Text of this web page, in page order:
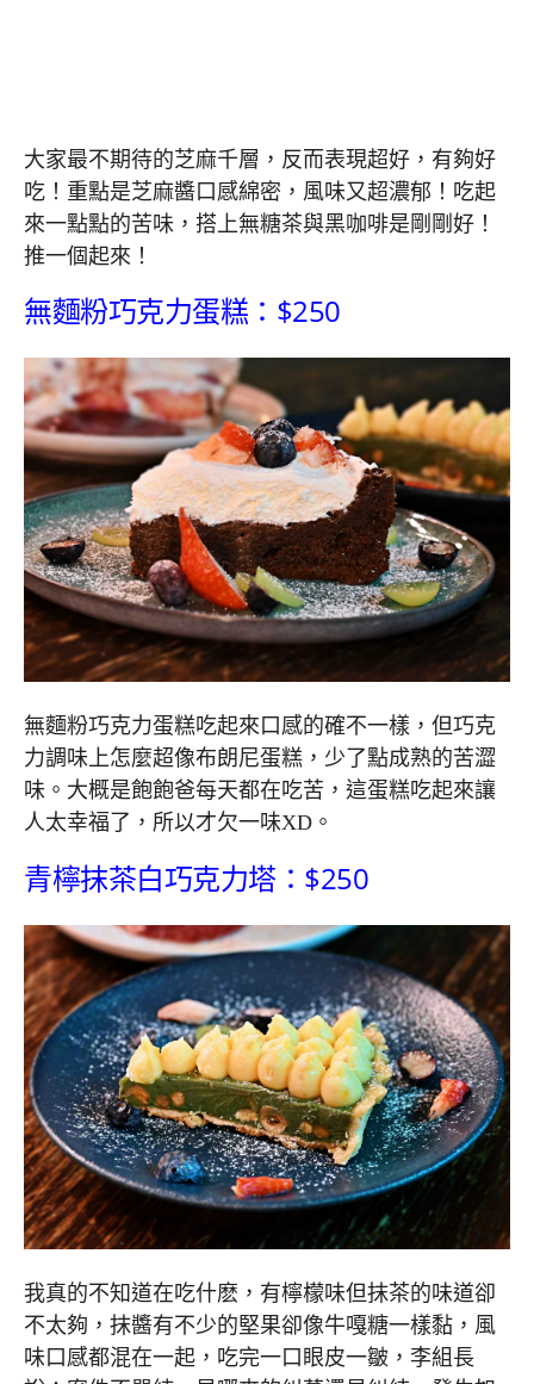
大家最不期待的芝麻千層，反而表現超好，有夠好
吃！重點是芝麻醬口感綿密，風味又超濃郁！吃起
來一點點的苦味，搭上無糖茶與黑咖啡是剛剛好！
推一個起來！
無麵粉巧克力蛋糕：$250
無麵粉巧克力蛋糕吃起來口感的確不一樣，但巧克
力調味上怎麼超像布朗尼蛋糕，少了點成熟的苦澀
味。大概是飽飽爸每天都在吃苦，這蛋糕吃起來讓
人太幸福了，所以才欠一味XD。
青檸抹茶白巧克力塔：$250
我真的不知道在吃什麽，有檸檬味但抹茶的味道卻
不太夠，抹醬有不少的堅果卻像牛嘎糖一樣黏，風
味口感都混在一起，吃完一口眼皮一皺，李組長